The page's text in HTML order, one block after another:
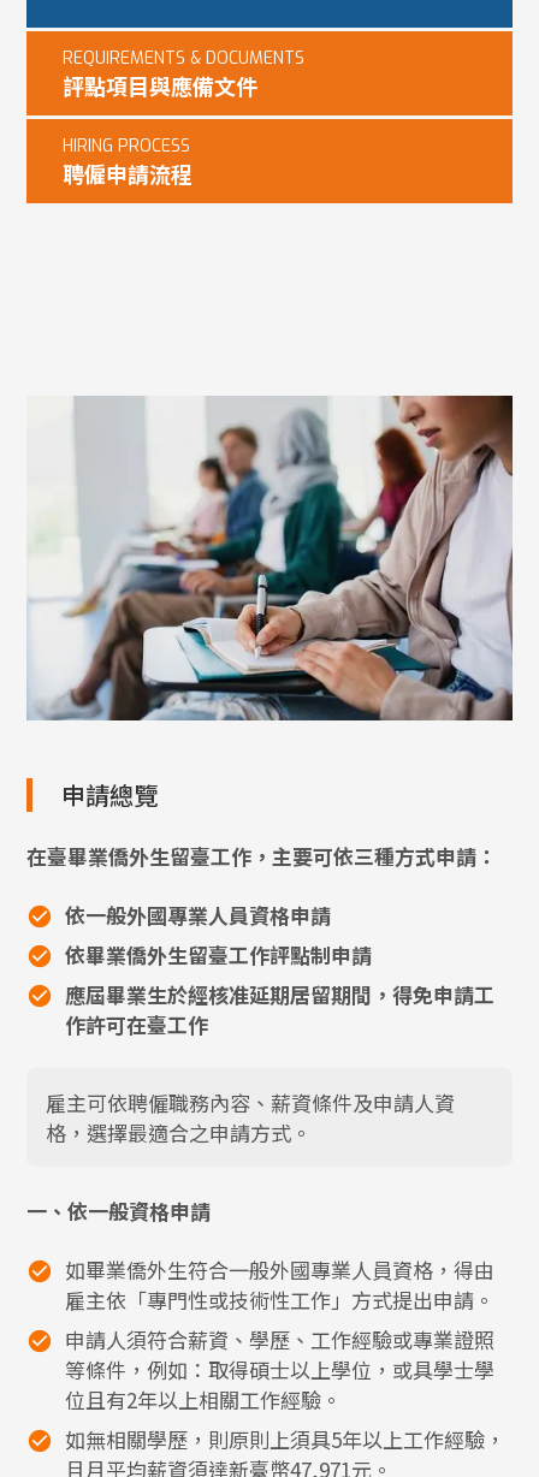
REQUIREMENTS & DOCUMENTS
評點項目與應備文件
HIRING PROCESS
聘僱申請流程
申請總覽
在臺畢業僑外生留臺工作，主要可依三種方式申請：
依一般外國專業人員資格申請
依畢業僑外生留臺工作評點制申請
應屆畢業生於經核准延期居留期間，得免申請工
作許可在臺工作
雇主可依聘僱職務內容、薪資條件及申請人資
格，選擇最適合之申請方式。
一、依一般資格申請
如畢業僑外生符合一般外國專業人員資格，得由
雇主依「專門性或技術性工作」方式提出申請。
申請人須符合薪資、學歷、工作經驗或專業證照
等條件，例如：取得碩士以上學位，或具學士學
位且有2年以上相關工作經驗。
如無相關學歷，則原則上須具5年以上工作經驗，
且月平均薪資須達新臺幣47,971元。